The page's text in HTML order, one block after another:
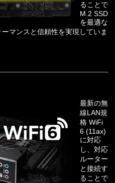
ることで
M.2 SSD
を最適な
マンスと信頼性を実現していま
最新の無
線LAN規
格 WiFi
6 (11ax)
に対応
し、対応
ルーター
と接続す
ることで